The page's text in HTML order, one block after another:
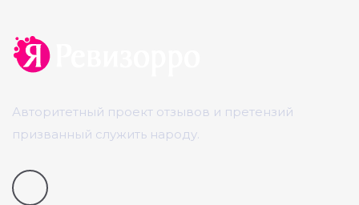
Авторитетный проект отзывов и претензий
призванный служить народу.